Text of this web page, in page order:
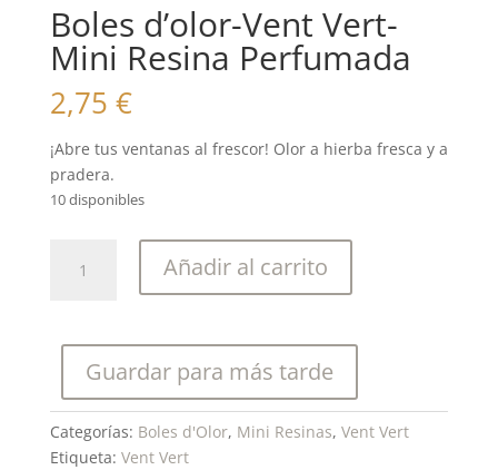
Boles d’olor-Vent Vert-
Mini Resina Perfumada
2,75 €
¡Abre tus ventanas al frescor! Olor a hierba fresca y a
pradera.
10 disponibles
d'olor-
Mini
Resina
Perfumada
cantidad
Añadir al carrito
Guardar para más tarde
Categorías: Boles d'Olor, Mini Resinas, Vent Vert
Etiqueta: Vent Vert